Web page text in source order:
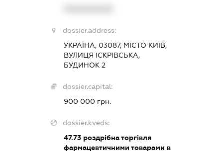
dossier.address:
УКРАЇНА, 03087, МІСТО КИЇВ,
ВУЛИЦЯ ІСКРІВСЬКА,
БУДИНОК 2
dossier.capital:
900 000 грн.
dossier.kveds:
47.73роздрібна торгівля
фармацевтичними товарами в